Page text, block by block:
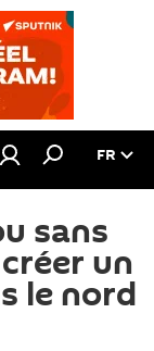
FR
sans
un
le nord